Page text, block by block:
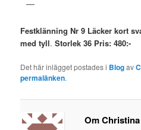
Festklänning Nr 9 Läcker kort
med tyll.Storlek 36 Pris: 480:-
Det här inlägget postades i Blogav
permalänken.
Om